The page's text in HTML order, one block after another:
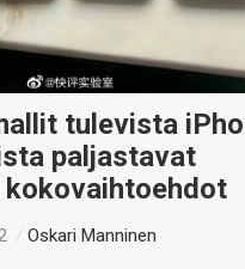
tulevista
paljastavat
/Oskari Manninen